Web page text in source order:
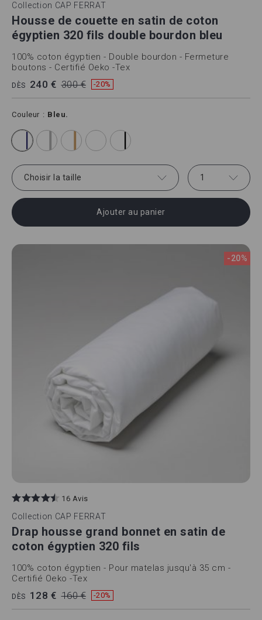
Collection CAP FERRAT
Housse de couette en satin de coton
égyptien 320 fils double bourdon bleu
100% coton égyptien - Double bourdon - Fermeture
boutons - Certifié Oeko -Tex
DÈS 240 € 300 € -20%
Couleur Bleu.
Choisir la taille 1
Ajouter au panier
-20%
16 Avis
Collection CAP FERRAT
Drap housse grand bonnet en satin de
coton égyptien 320 fils
100% coton égyptien - Pour matelas jusqu'à 35 cm -
Certifié Oeko -Tex
DÈS 128 € 160 € -20%